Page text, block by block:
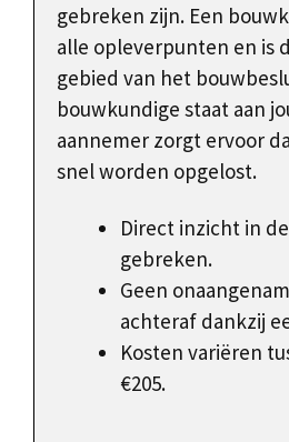
gebreken zijn. Een
alle opleverpunten en is
gebied van het
bouwkundige staat aan
aannemer zorgt ervoor
snel worden opgelost.
Direct inzicht in
gebreken.
Geen
achteraf dankzij
Kosten variëren
€205.